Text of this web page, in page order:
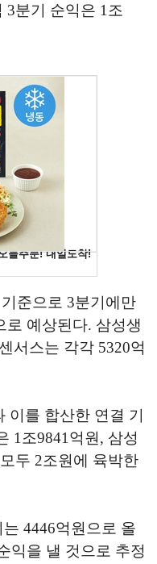
3분기 순익은 1조
준으로 3분기에만
로 예상된다. 삼성생
서스는 각각 5320억
이를 합산한 연결 기
1조9841억원, 삼성
두 2조원에 육박한
4446억원으로 올
익을 낼 것으로 추정